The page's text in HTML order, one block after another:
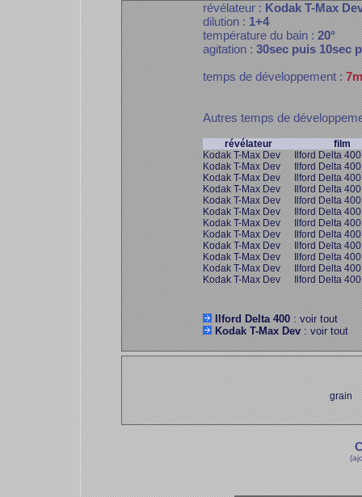
révélateur :Kodak T-Max
dilution :1+4
température du bain :20°
agitation :30sec puis 10sec
temps de développement :
Autres temps de
révélateur
film
Kodak T-Max Dev
Ilford Delta 400
Kodak T-Max Dev
Ilford Delta 400
Kodak T-Max Dev
Ilford Delta 400
Kodak T-Max Dev
Ilford Delta 400
Kodak T-Max Dev
Ilford Delta 400
Kodak T-Max Dev
Ilford Delta 400
Kodak T-Max Dev
Ilford Delta 400
Kodak T-Max Dev
Ilford Delta 400
Kodak T-Max Dev
Ilford Delta 400
Kodak T-Max Dev
Ilford Delta 400
Kodak T-Max Dev
Ilford Delta 400
Kodak T-Max Dev
Ilford Delta 400
Ilford Delta 400: voir tout
Kodak T-Max Dev: voir tout
grain